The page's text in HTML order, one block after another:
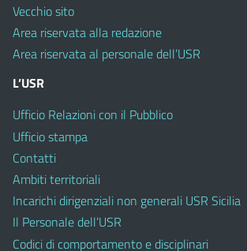
Vecchio sito
Area riservata alla redazione
Area riservata al personale dell’USR
L’USR
Ufficio Relazioni con il Pubblico
Ufficio stampa
Contatti
Ambiti territoriali
Incarichi dirigenziali non generali USR Sicilia
Il Personale dell’USR
Codici di comportamento e disciplinari